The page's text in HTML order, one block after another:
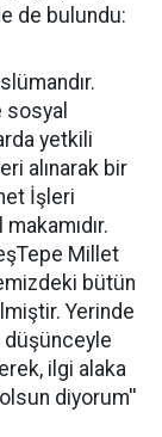
de bulundu:
sosyal
yetkili
alınarak bir
İşleri
Millet
bütün
Yerinde
düşünceyle
ilgi alaka
diyorum''